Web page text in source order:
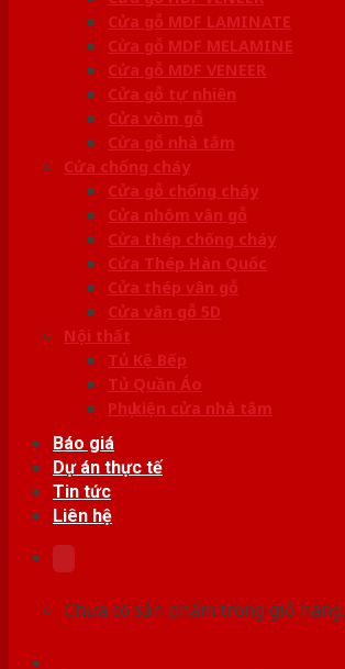
Cửa gỗ MDF LAMINATE
Cửa gỗ MDF MELAMINE
Cửa gỗ MDF VENEER
Cửa gỗ tự nhiên
Cửa vòm gỗ
Cửa gỗ nhà tắm
Cửa chống cháy
Cửa gỗ chống cháy
Cửa nhôm vân gỗ
Cửa thép chống cháy
Cửa Thép Hàn Quốc
Cửa thép vân gỗ
Cửa vân gỗ 5D
Nội thất
Tủ Kệ Bếp
Tủ Quần Áo
Phụ kiện cửa nhà tắm
Báo giá
Dự án thực tế
Tin tức
Liên hệ
Chưa có sản phẩm trong giỏ hàng.